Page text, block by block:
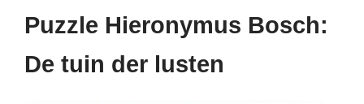
Puzzle Hieronymus Bosch:
De tuin der lusten